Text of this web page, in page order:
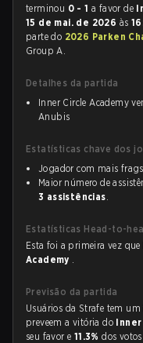
terminou 0 - 1 a favor de
15 de mai. de 2026 às
parte do 2026 Parken
Group A.
Detalhes da partida
Inner Circle Academy
Anubis
Estatísticas chave dos
Jogador com mais
Maior número de
3 assistências.
Estatísticas Head-to-
Esta foi a primeira vez que
Academy .
Previsão da partida
Usuários da Strafe tem
preveem a vitória do Inner
seu favor e 11.3%dos